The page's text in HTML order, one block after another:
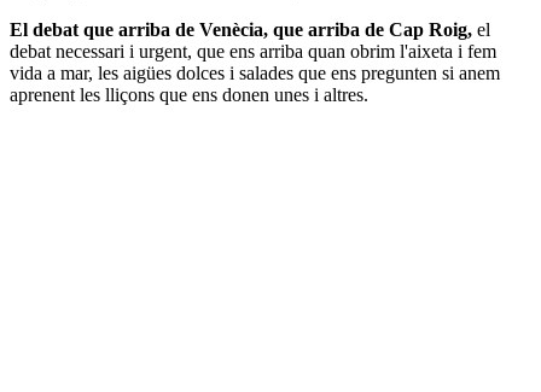
El debat que arriba de Venècia, que arriba de Cap Roig, el
debat necessari i urgent, que ens arriba quan obrim l'aixeta i fem
vida a mar, les aigües dolces i salades que ens pregunten si anem
aprenent les lliçons que ens donen unes i altres.